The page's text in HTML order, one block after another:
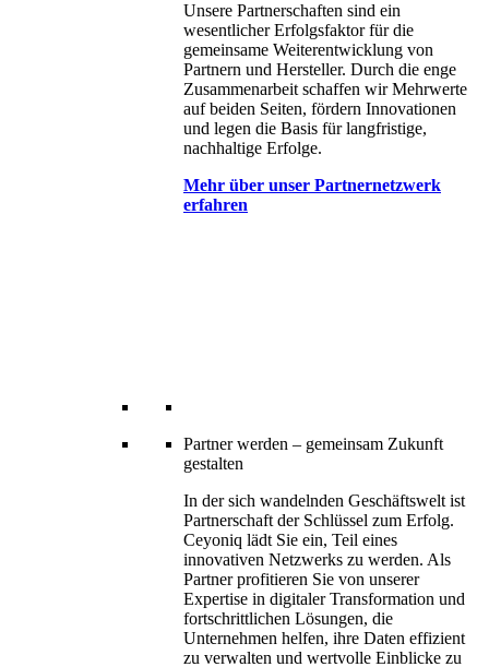
Unsere Partnerschaften sind ein
wesentlicher Erfolgsfaktor für die
gemeinsame Weiterentwicklung von
Partnern und Hersteller. Durch die enge
Zusammenarbeit schaffen wir Mehrwerte
auf beiden Seiten, fördern Innovationen
und legen die Basis für langfristige,
nachhaltige Erfolge.
Mehr über unser Partnernetzwerk
erfahren
Partner werden – gemeinsam Zukunft
gestalten
In der sich wandelnden Geschäftswelt ist
Partnerschaft der Schlüssel zum Erfolg.
Ceyoniq lädt Sie ein, Teil eines
innovativen Netzwerks zu werden. Als
Partner profitieren Sie von unserer
Expertise in digitaler Transformation und
fortschrittlichen Lösungen, die
Unternehmen helfen, ihre Daten effizient
zu verwalten und wertvolle Einblicke zu